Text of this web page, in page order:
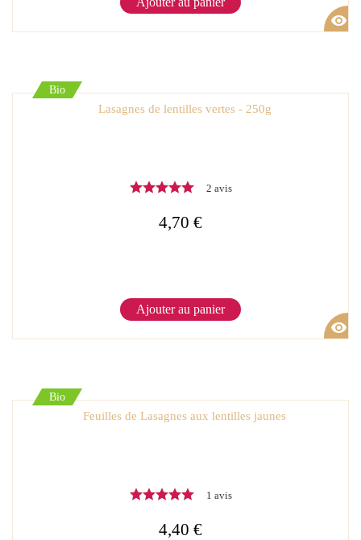
visibility
Bio
Lasagnes de lentilles vertes - 250g
2 avis
4,70 €
Ajouter au panier
visibility
Bio
Feuilles de Lasagnes aux lentilles jaunes
1 avis
4,40 €